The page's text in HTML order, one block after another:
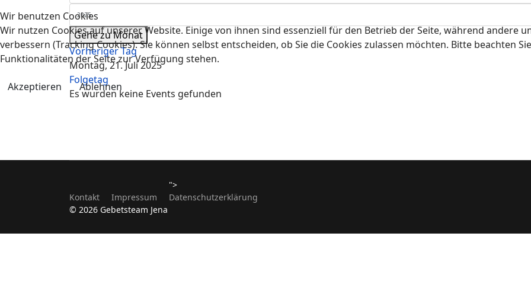
Gehe zu Monat
Vorheriger Tag
Montag, 21. Juli 2025
Folgetag
Es wurden keine Events gefunden
Kontakt Impressum
">
Datenschutzerklärung
© 2026 Gebetsteam Jena
Wir benutzen Cookies
Wir nutzen Cookies auf unserer Website. Einige von ihnen sind essenziell für den Betrieb der Seite, während andere
verbessern (Tracking Cookies). Sie können selbst entscheiden, ob Sie die Cookies zulassen möchten. Bitte beachten
Funktionalitäten der Seite zur Verfügung stehen.
Akzeptieren Ablehnen